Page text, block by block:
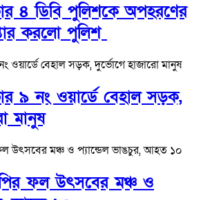
৪ ডিবি পুলিশকে অপহরণের
করলো পুলিশ
৯ নং ওয়ার্ডে বেহাল সড়ক,
মানুষ
ফল উৎসবের মঞ্চ ও